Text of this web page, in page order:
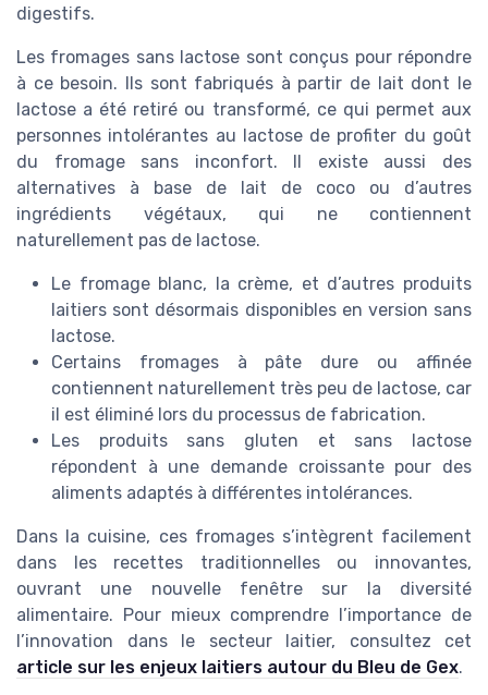
digestifs.
Les fromages sans lactose sont conçus pour répondre
à ce besoin. Ils sont fabriqués à partir de lait dont le
lactose a été retiré ou transformé, ce qui permet aux
personnes intolérantes au lactose de profiter du goût
du fromage sans inconfort. Il existe aussi des
alternatives à base de lait de coco ou d’autres
ingrédients végétaux, qui ne contiennent
naturellement pas de lactose.
Le fromage blanc, la crème, et d’autres produits
laitiers sont désormais disponibles en version sans
lactose.
Certains fromages à pâte dure ou affinée
contiennent naturellement très peu de lactose, car
il est éliminé lors du processus de fabrication.
Les produits sans gluten et sans lactose
répondent à une demande croissante pour des
aliments adaptés à différentes intolérances.
Dans la cuisine, ces fromages s’intègrent facilement
dans les recettes traditionnelles ou innovantes,
ouvrant une nouvelle fenêtre sur la diversité
alimentaire. Pour mieux comprendre l’importance de
l’innovation dans le secteur laitier, consultez cet
article sur les enjeux laitiers autour du Bleu de Gex.